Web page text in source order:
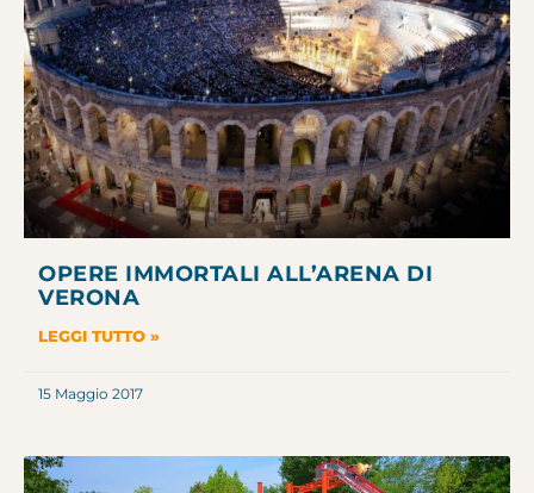
OPERE IMMORTALI ALL’ARENA DI
VERONA
LEGGI TUTTO »
15 Maggio 2017